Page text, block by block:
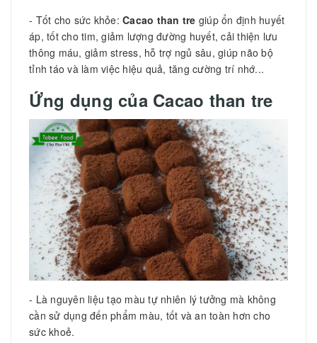
- Tốt cho sức khỏe: Cacao than tre giúp ổn định huyết
áp, tốt cho tim, giảm lượng đường huyết, cải thiện lưu
thông máu, giảm stress, hỗ trợ ngủ sâu, giúp não bộ
tỉnh táo và làm việc hiệu quả, tăng cường trí nhớ...
Ứng dụng của Cacao than tre
- Là nguyên liệu tạo màu tự nhiên lý tưởng mà không
cần sử dụng đến phẩm màu, tốt và an toàn hơn cho
sức khoẻ.